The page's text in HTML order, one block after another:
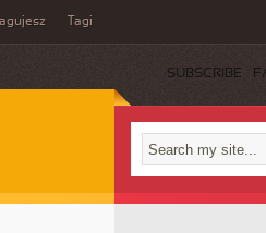
Tagi
SUBSCRIBE